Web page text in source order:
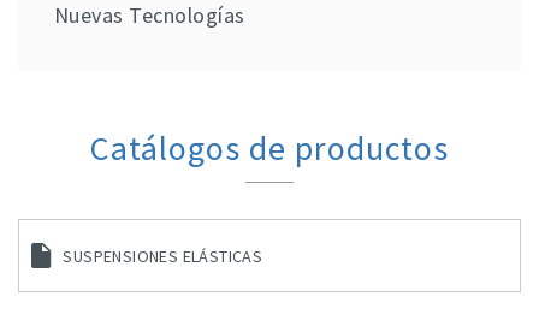
Nuevas Tecnologías
Catálogos de productos
SUSPENSIONES ELÁSTICAS